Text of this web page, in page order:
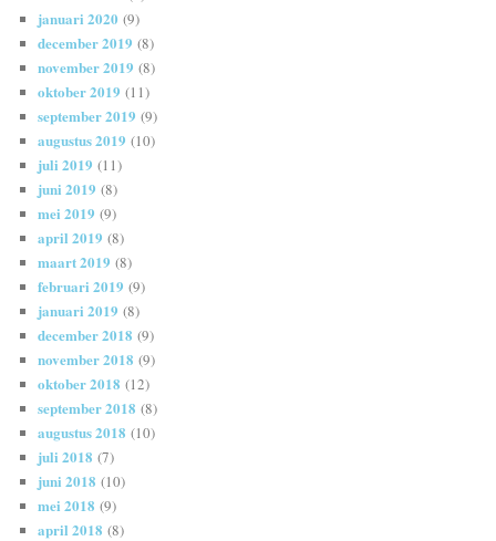
januari 2020 (9)
december 2019 (8)
november 2019 (8)
oktober 2019 (11)
september 2019 (9)
augustus 2019 (10)
juli 2019 (11)
juni 2019 (8)
mei 2019 (9)
april 2019 (8)
maart 2019 (8)
februari 2019 (9)
januari 2019 (8)
december 2018 (9)
november 2018 (9)
oktober 2018 (12)
september 2018 (8)
augustus 2018 (10)
juli 2018 (7)
juni 2018 (10)
mei 2018 (9)
april 2018 (8)